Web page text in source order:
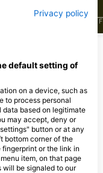
F
điểm lặn
MC-DIVERS
29, 63867 Hösbach,
Privacy policy
default setting of
on a device, such as
to process personal
data based on legitimate
may accept, deny or
button or at any
bottom corner of the
or the link in
item, on that page
be signaled to our